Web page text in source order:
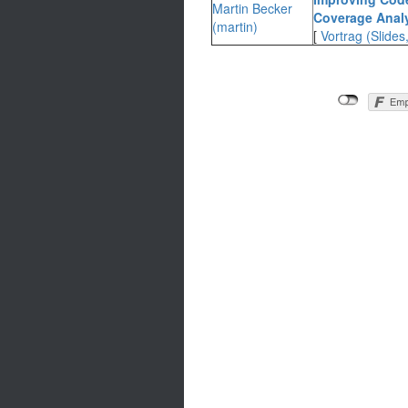
Martin Becker
(‎martin‎)
Coverage
[ Vortrag